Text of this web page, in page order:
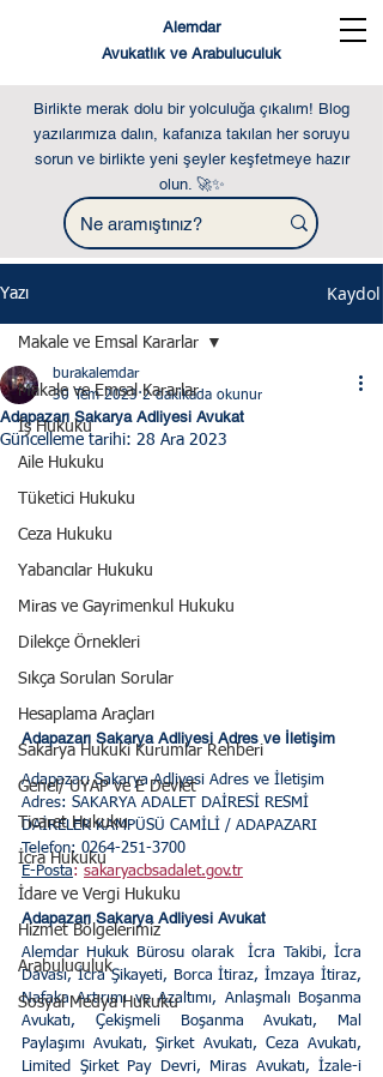
Alemdar
Avukatlık ve Arabuluculuk
Birlikte merak dolu bir yolculuğa çıkalım! Blog
yazılarımıza dalın, kafanıza takılan her soruyu
sorun ve birlikte yeni şeyler keşfetmeye hazır
olun. 🚀✨
Yazı Kaydol
Makale ve Emsal Kararlar
İş Hukuku
Aile Hukuku
Tüketici Hukuku
Ceza Hukuku
Yabancılar Hukuku
Miras ve Gayrimenkul Hukuku
Dilekçe Örnekleri
Sıkça Sorulan Sorular
Hesaplama Araçları
Sakarya Hukuki Kurumlar Rehberi
Genel/ UYAP ve E Devlet
Ticaret Hukuku
İcra Hukuku
İdare ve Vergi Hukuku
Hizmet Bölgelerimiz
Arabuluculuk
Sosyal Medya Hukuku
Makale ve Emsal Kararlar
Adapazarı Sakarya Adliyesi Avukat
burakalemdar
30 Tem 2023 2 dakikada okunur
Güncelleme tarihi: 28 Ara 2023
Adapazarı Sakarya Adliyesi Adres ve İletişim
Adapazarı Sakarya Adliyesi Adres ve İletişim
Adres: SAKARYA ADALET DAİRESİ RESMİ
DAİRELER KAMPÜSÜ CAMİLİ / ADAPAZARI
Telefon: 0264-251-3700
E-Posta: sakaryacbsadalet.gov.tr
Adapazarı Sakarya Adliyesi Avukat
Alemdar Hukuk Bürosu olarak  İcra Takibi, İcra
Davası, İcra Şikayeti, Borca İtiraz, İmzaya İtiraz,
Nafaka Artırımı ve Azaltımı, Anlaşmalı Boşanma
Avukatı, Çekişmeli Boşanma Avukatı, Mal
Paylaşımı Avukatı, Şirket Avukatı, Ceza Avukatı,
Limited Şirket Pay Devri, Miras Avukatı, İzale-i